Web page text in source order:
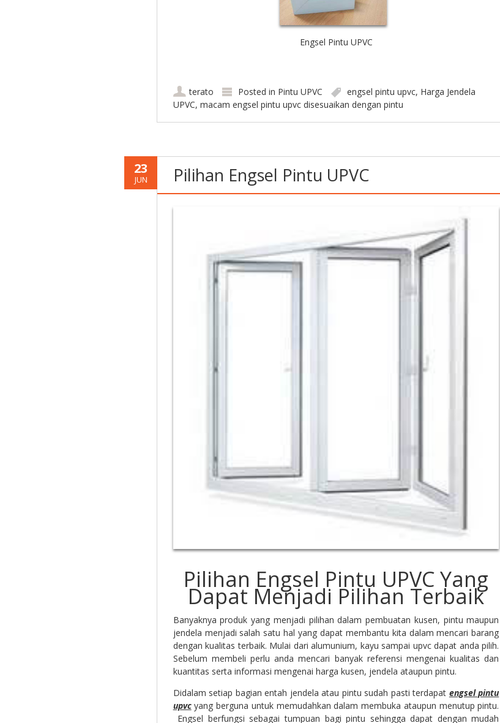
Engsel Pintu UPVC
terato Posted in Pintu UPVC engsel pintu upvc, Harga Jendela
UPVC, macam engsel pintu upvc disesuaikan dengan pintu
23
JUN Pilihan Engsel Pintu UPVC
Pilihan Engsel Pintu UPVC Yang
Dapat Menjadi Pilihan Terbaik
Banyaknya produk yang menjadi pilihan dalam pembuatan kusen, pintu maupun
jendela menjadi salah satu hal yang dapat membantu kita dalam mencari barang
dengan kualitas terbaik. Mulai dari alumunium, kayu sampai upvc dapat anda pilih.
Sebelum membeli perlu anda mencari banyak referensi mengenai kualitas dan
kuantitas serta informasi mengenai harga kusen, jendela ataupun pintu.
Didalam setiap bagian entah jendela atau pintu sudah pasti terdapat engsel pintu
upvcyang berguna untuk memudahkan dalam membuka ataupun menutup pintu.
Engsel berfungsi sebagai tumpuan bagi pintu sehingga dapat dengan mudah